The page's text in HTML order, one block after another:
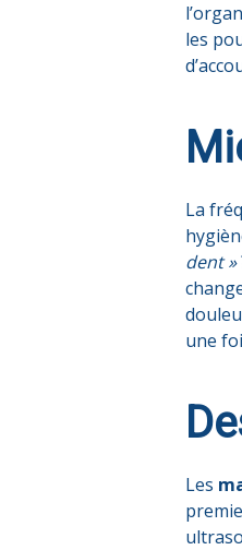
les
La
dent »
une
Les